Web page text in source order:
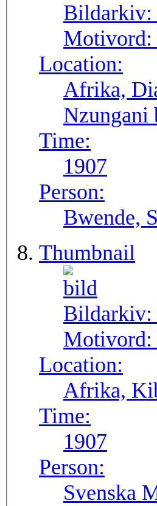
Bildarkiv:
Motivord:
Location:
Afrika,
Nzungani
Time:
1907
Person:
Bwende,
Thumbnail
Bildarkiv:
Motivord:
Location:
Afrika,
Time:
1907
Person:
Svenska